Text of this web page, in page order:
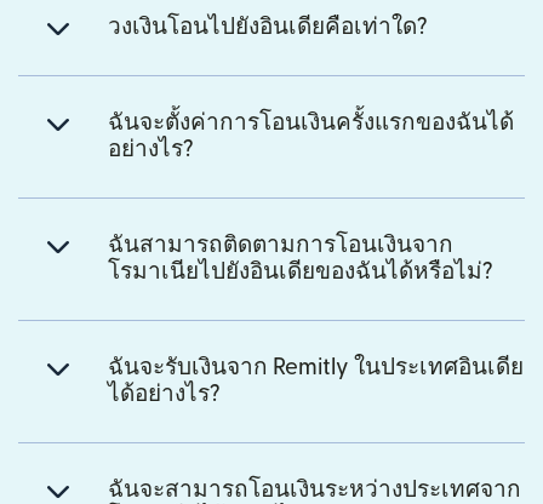
วงเงินโอนไปยังอินเดียคือเท่าใด?
ฉันจะตั้งค่าการโอนเงินครั้งแรกของฉันได้
อย่างไร?
ฉันสามารถติดตามการโอนเงินจาก
โรมาเนียไปยังอินเดียของฉันได้หรือไม่?
ฉันจะรับเงินจาก Remitly ในประเทศอินเดีย
ได้อย่างไร?
ฉันจะสามารถโอนเงินระหว่างประเทศจาก